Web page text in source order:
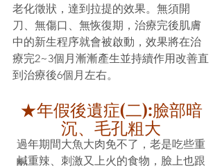
老化徵狀，達到拉提的效果。無須開
刀、無傷口、無恢復期，治療完後肌膚
中的新生程序就會被啟動，效果將在治
療完2~3個月漸漸產生並持續作用改善直
到治療後6個月左右。
★年假後遺症(二):臉部暗
沉、毛孔粗大
過年期間大魚大肉免不了，老是吃些重
鹹重辣、刺激又上火的食物，臉上也跟